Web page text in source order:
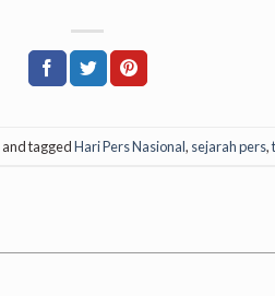
and taggedHari Pers Nasional, sejarah pers,